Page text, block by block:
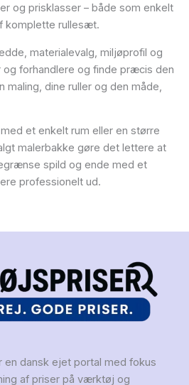
og prisklasser – både som enkelt
komplette rullesæt.
materialevalg, miljøprofil og
forhandlere og finde præcis den
maling, dine ruller og den måde,
et enkelt rum eller en større
malerbakke gøre det lettere at
spild og ende med et
professionelt ud.
dansk ejet portal med fokus
af priser på værktøj og